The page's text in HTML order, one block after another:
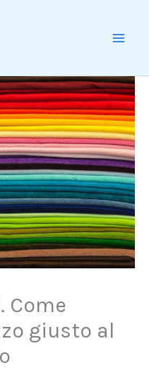
Come
giusto al